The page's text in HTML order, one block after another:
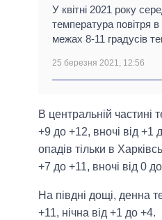
У квітні 2021 року
температура повітря в
межах 8-11 градусів
25 березня 2021, 12:56
В центральній частині
+9 до +12, вночі від +1
опадів тільки в
+7 до +11, вночі від 0
На півдні дощі, денна
+11, нічна від +1 до +4.